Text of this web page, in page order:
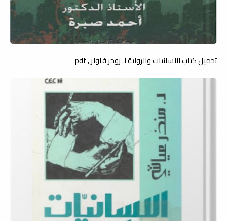
تحميل كتاب اللسانيات والرواية لـ روجر فاولر , pdf